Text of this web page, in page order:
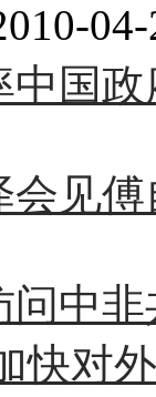
国
会见
问中
快对